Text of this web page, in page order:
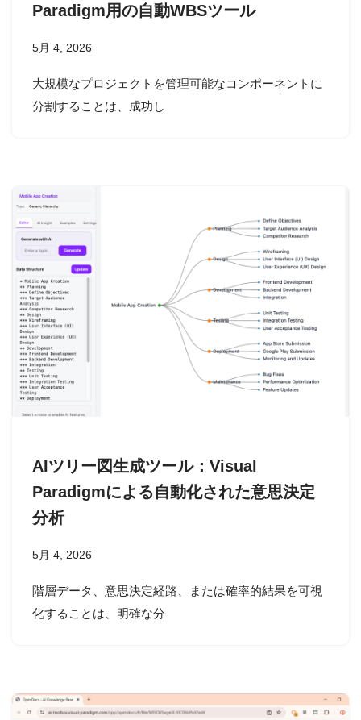
Paradigm用の自動WBSツール
5月 4, 2026
大規模なプロジェクトを管理可能なコンポーネントに
分割することは、成功し
AIツリー図生成ツール：Visual
Paradigmによる自動化された意思決定
分析
5月 4, 2026
階層データ、意思決定経路、または確率的結果を可視
化することは、明確な分